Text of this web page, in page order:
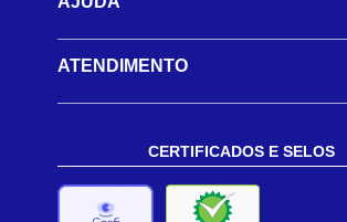
ATENDIMENTO
CERTIFICADOS E SELOS